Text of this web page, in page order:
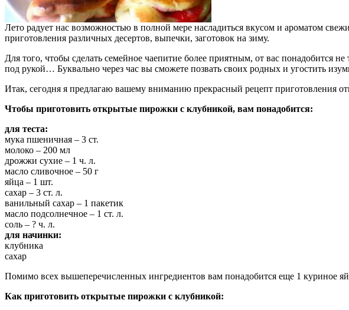
Лето радует нас возможностью в полной мере насладиться вкусом и ароматом
приготовления различных десертов, выпечки, заготовок на зиму.
Для того, чтобы сделать семейное чаепитие более приятным, от вас понадобится
под рукой… Буквально через час вы сможете позвать своих родных и угостить
Итак, сегодня я предлагаю вашему вниманию прекрасный рецепт приготовления
Чтобы приготовить открытые пирожки с клубникой, вам понадобится:
для теста:
мука пшеничная – 3 ст.
молоко – 200 мл
дрожжи сухие – 1 ч. л.
масло сливочное – 50 г
яйца – 1 шт.
сахар – 3 ст. л.
ванильный сахар – 1 пакетик
масло подсолнечное – 1 ст. л.
соль – ? ч. л.
для начинки:
клубника
сахар
Помимо всех вышеперечисленных ингредиентов вам понадобится еще 1 куриное
Как приготовить открытые пирожки с клубникой: